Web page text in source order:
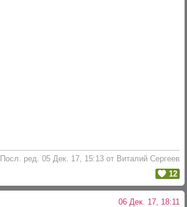
Посл. ред. 05 Дек. 17, 15:13 от Виталий Сергеев
12
06 Дек. 17, 18:11